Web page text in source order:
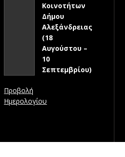
Κοινοτήτων
Δήμου
Αλεξάνδρειας
(18
Αυγούστου –
10
Σεπτεμβρίου)